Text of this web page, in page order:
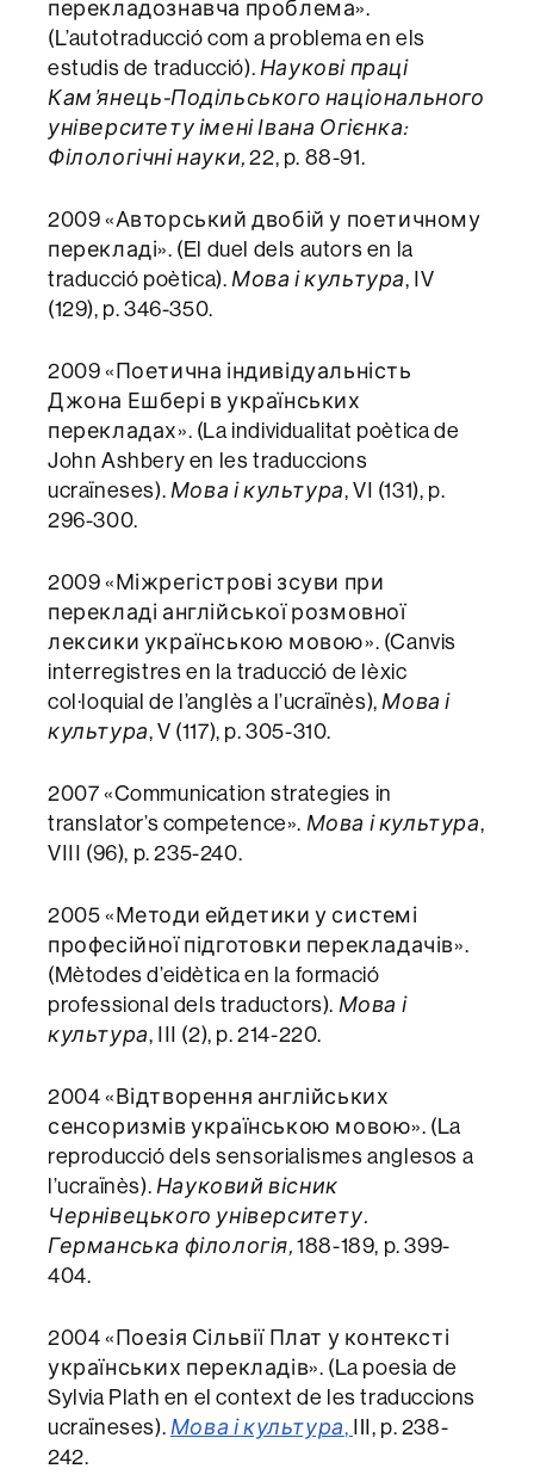
перекладознавча проблема».
(L’autotraducció com a problema en els
estudis de traducció).Наукові праці
Кам’янець-Подільського національного
університету імені Івана Огієнка:
Філологічні науки,22, p. 88-91.
2009 «Авторський двобій у поетичному
перекладі». (El duel dels autors en la
traducció poètica).Мова і культура, ІV
(129), p. 346-350.
2009 «Поетична індивідуальність
Джона Ешбері в українських
перекладах». (La individualitat poètica de
John Ashbery en les traduccions
ucraïneses).Мова і культура, VІ (131), p.
296-300.
2009 «Міжрегістрові зсуви при
перекладі англійської розмовної
лексики українською мовою». (Canvis
interregistres en la traducció de lèxic
col·loquial de l’anglès a l’ucraïnès),Мова і
культура, V (117), p. 305-310.
2007 «Communication strategies in
translator’s competence». Мова і культура,
VІІІ (96), p. 235-240.
2005 «Методи ейдетики у системі
професійної підготовки перекладачів».
(Mètodes d’eidètica en la formació
professional dels traductors). Мова і
культура, ІІІ (2), p. 214-220.
2004 «Відтворення англійських
сенсоризмів українською мовою». (La
reproducció dels sensorialismes anglesos a
l’ucraïnès).Науковий вісник
Чернівецького університету.
Германська філологія,188-189, p. 399-
404.
2004 «Поезія Сільвії Плат у контексті
українських перекладів». (La poesia de
Sylvia Plath en el context de les traduccions
ucraïneses).Мова і культура, ІIІ, p. 238-
242.